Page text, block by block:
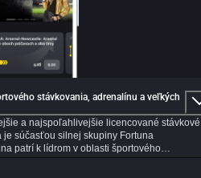
stávkovania, adrenalínu a veľkých
a najspoľahlivejšie licencované stávkové
je súčasťou silnej skupiny Fortuna
patrí k lídrom v oblasti športového
viac ako 30 rokov prináša hráčom kvalitné